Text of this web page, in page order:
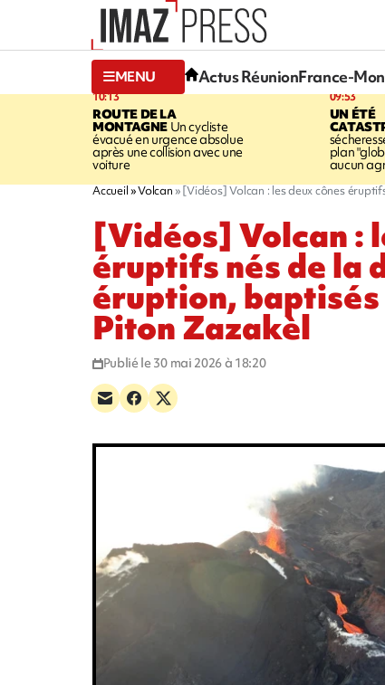
MENU Actus RéunionFrance-
10:13
ROUTE DE LA
MONTAGNEUn cycliste
évacué en urgence absolue
après une collision avec une
voiture
09:53
UN ÉTÉ
plan
aucun
Accueil Volcan [Vidéos] Volcan : les deux cônes
[Vidéos] Volcan :
éruptifs nés de la
éruption,
Piton Zazakèl
Publié le 30 mai 2026 à 18:20